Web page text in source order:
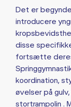
Det er
introducere
disse
fortsætte
koordination,
øvelser på
stortrampolin .